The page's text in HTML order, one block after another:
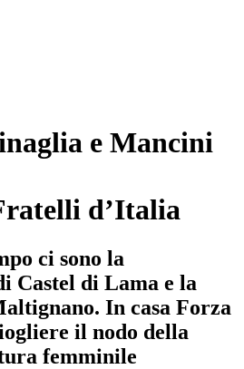
e Mancini
d’Italia
ci sono la
Castel di Lama e la
In casa Forza
il nodo della
femminile